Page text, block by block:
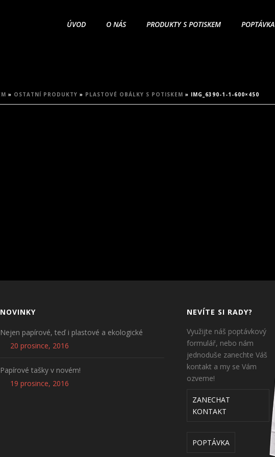
ÚVOD O NÁS PRODUKTY S POTISKEM POPTÁVKA
» OSTATNÍ PRODUKTY » PLASTOVÉ OBÁLKY S POTISKEM » IMG_6390-1-1-600×450
NOVINKY
Nejen papírové, teď i plastové a ekologické
20 prosince, 2016
Papírové tašky v novém!
19 prosince, 2016
NEVÍTE SI RADY?
Využijte náš poptávkový
formulář, nebo nám
jednoduše zanechte Váš
kontakt a my se Vám
ozveme!
ZANECHAT
KONTAKT
POPTÁVKA